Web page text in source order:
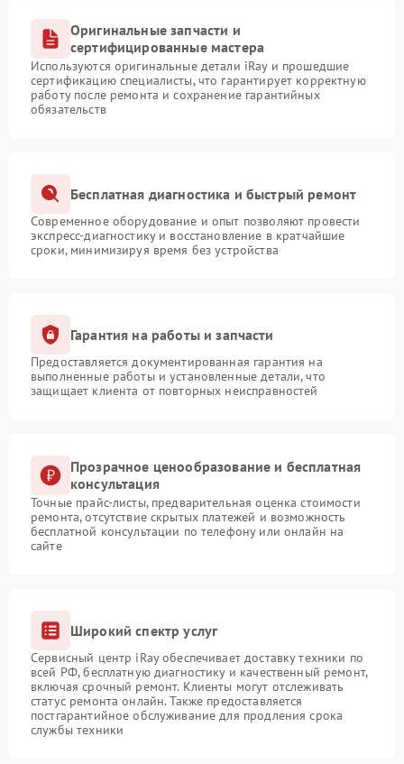
Оригинальные запчасти и
сертифицированные мастера
Используются оригинальные детали iRay и прошедшие
сертификацию специалисты, что гарантирует корректную
работу после ремонта и сохранение гарантийных
обязательств
Бесплатная диагностика и быстрый ремонт
Современное оборудование и опыт позволяют провести
экспресс-диагностику и восстановление в кратчайшие
сроки, минимизируя время без устройства
Гарантия на работы и запчасти
Предоставляется документированная гарантия на
выполненные работы и установленные детали, что
защищает клиента от повторных неисправностей
Прозрачное ценообразование и бесплатная
консультация
Точные прайс-листы, предварительная оценка стоимости
ремонта, отсутствие скрытых платежей и возможность
бесплатной консультации по телефону или онлайн на
сайте
Широкий спектр услуг
Сервисный центр iRay обеспечивает доставку техники по
всей РФ, бесплатную диагностику и качественный ремонт,
включая срочный ремонт. Клиенты могут отслеживать
статус ремонта онлайн. Также предоставляется
постгарантийное обслуживание для продления срока
службы техники